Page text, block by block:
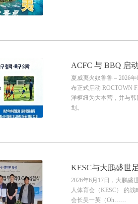
ACFC 与 BBQ 启
学”新领域
夏威夷火奴鲁鲁 – 2026
布正式启动 ROCTOWN
洋枢纽为大本营，并与
划。
KESC与大鹏盛世
ROCTOWN全球实
2026年6月17日，大鹏盛
人体育会（KESC） 的
会长吴一英（Oh……